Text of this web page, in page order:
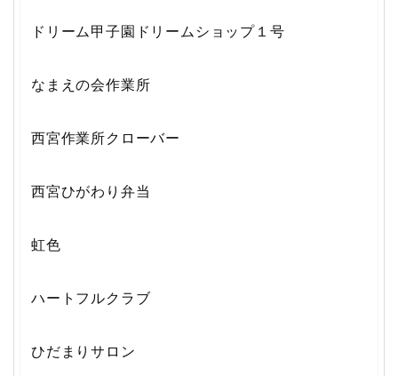
ドリーム甲子園ドリームショップ１号
なまえの会作業所
西宮作業所クローバー
西宮ひがわり弁当
虹色
ハートフルクラブ
ひだまりサロン